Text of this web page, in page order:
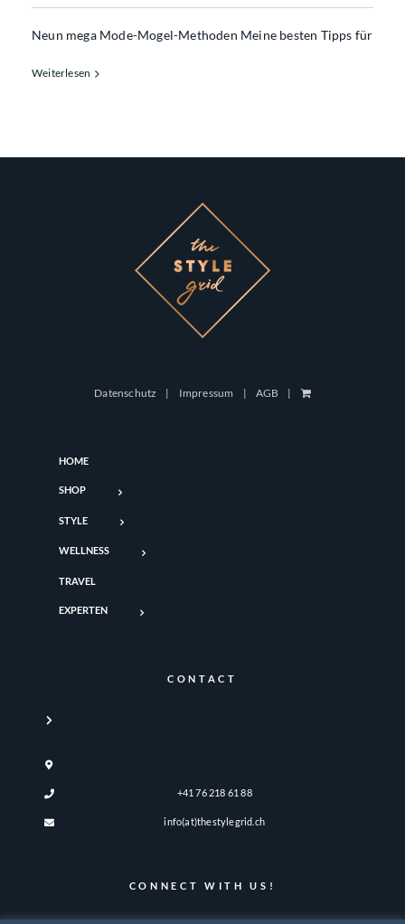
Neun mega Mode-Mogel-Methoden Meine besten Tipps für
Weiterlesen
Datenschutz Impressum AGB
HOME
SHOP
STYLE
WELLNESS
TRAVEL
EXPERTEN
CONTACT
+41 76 218 61 88
info(at)thestylegrid.ch
CONNECT WITH US!